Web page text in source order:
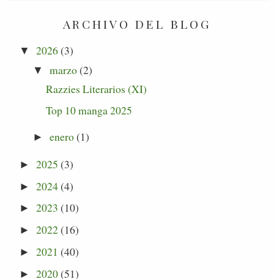
ARCHIVO DEL BLOG
▼ 2026(3)
▼ marzo(2)
Razzies Literarios (XI)
Top 10 manga 2025
► enero(1)
►2025 (3)
►2024(4)
►2023 (10)
►2022(16)
►2021 (40)
►2020(51)